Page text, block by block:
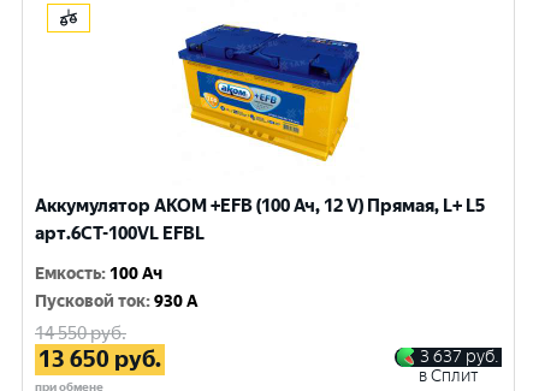
Аккумулятор AKOM +EFB (100 Ач, 12 V) Прямая, L+ L5
арт.6СТ-100VL EFBL
Емкость: 100 Ач
Пусковой ток:930 A
14 550руб.
13 650 руб.
при обмене
3 637 руб.
в Сплит